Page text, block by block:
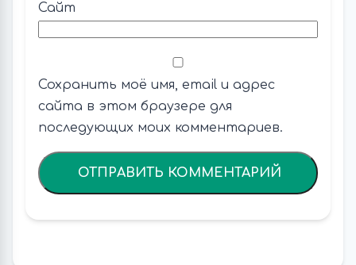
Сайт
Сохранить моё имя, email и адрес
сайта в этом браузере для
последующих моих комментариев.